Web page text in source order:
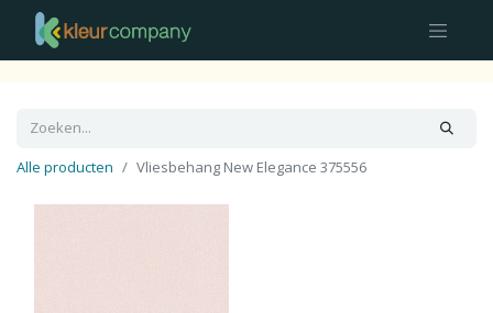
Alle producten Vliesbehang New Elegance 375556